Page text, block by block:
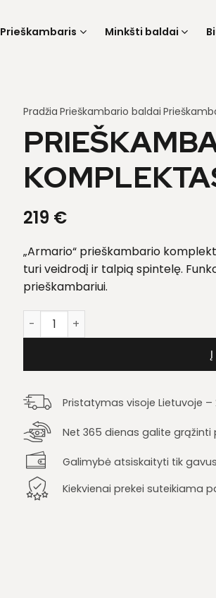
Prieškambaris Minkšti baldai
Pradžia Prieškambario baldai
219 €
„Armario“ prieškambario
turi veidrodį ir talpią spintelę.
prieškambariui.
produkto kiekis: Prieškambario
Į
Pristatymas visoje Lietuvoje
Net 365 dienas galite
Galimybė atsiskaityti tik
Kiekvienai prekei suteikiama